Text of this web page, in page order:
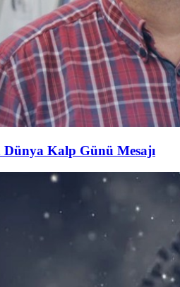
Dünya Kalp Günü Mesajı